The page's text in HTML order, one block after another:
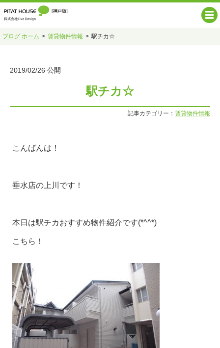
ブログ ホーム 賃貸物件情報 駅チカ☆
2019/02/26 公開
駅チカ☆
記事カテゴリー： 賃貸物件情報
こんばんは！
垂水店の上川です！
本日は駅チカおすすめ物件紹介です(*^^*)
こちら！